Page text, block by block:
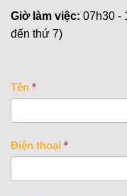
Giờ làm việc: 07h30 -
đến thứ 7)
CONTACT
Tên *
Điện thoại *